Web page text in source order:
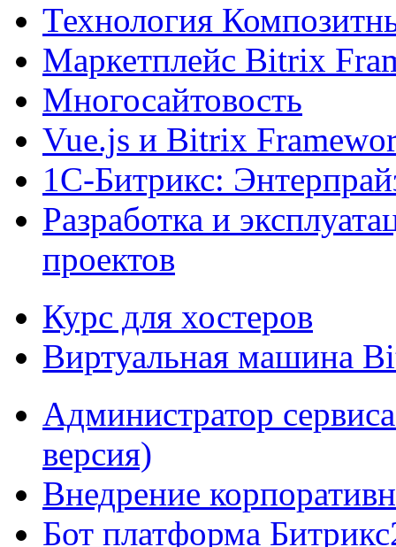
Технология
Маркетплейс Bitrix
Многосайтовость
Vue.js и Bitrix
1С-Битрикс:
Разработка и
проектов
Курс для хостеров
Виртуальная машина
Администратор
версия)
Внедрение
Бот платформа